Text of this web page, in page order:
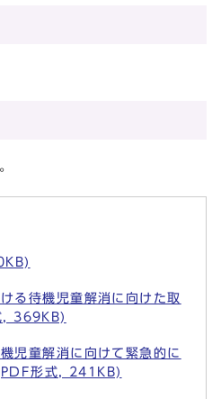
る待機児童解消に向けた取
, 369KB)
児童解消に向けて緊急的に
形式, 241KB)